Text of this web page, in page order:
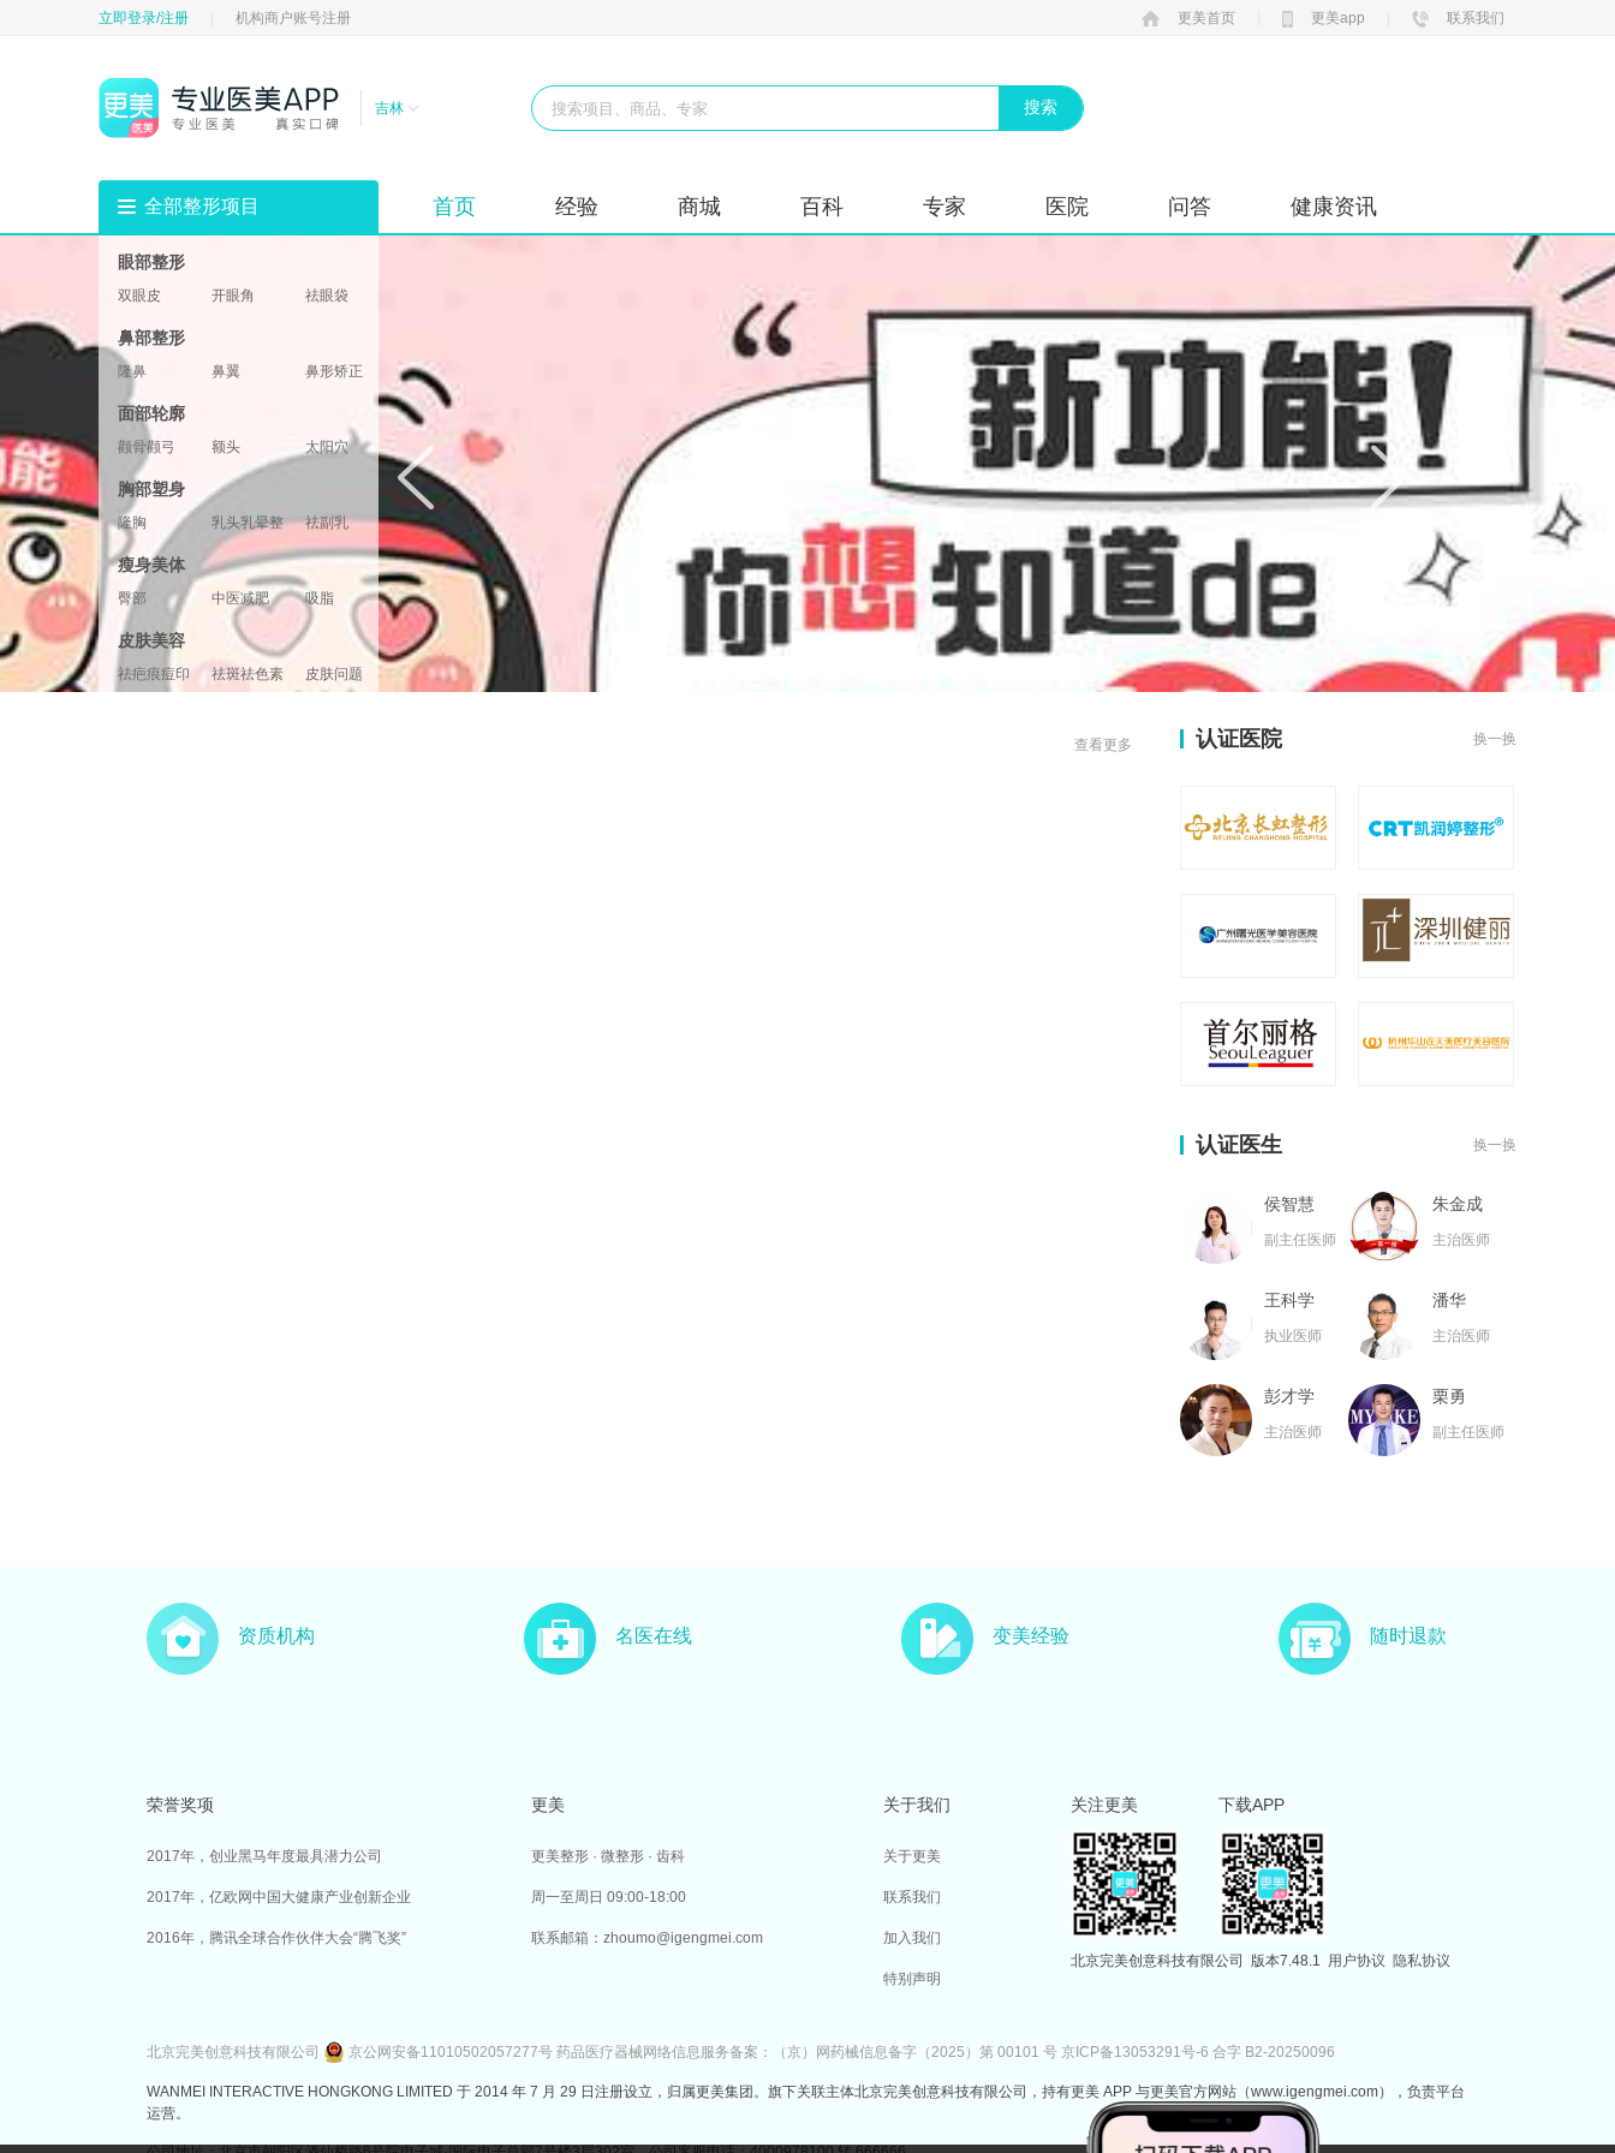
立即登录/注册 机构商户账号注册 更美首页 更美app 联系我们
吉林
全部整形项目 首页 经验 商城 百科 专家 医院 问答 健康资讯
眼部整形
双眼皮 开眼角
祛眼袋
垫眉弓
鼻部整形
隆鼻 鼻翼
鼻形矫正
鼻部修复
鼻小柱
面部轮廓
颧骨颧弓 额头
太阳穴
酒窝
下颌角
两颚
胸部塑身
隆胸 乳头乳晕整形 祛副乳
胸形美化
胸部修复 胸部套餐
瘦身美体
臀部 中医减肥
吸脂
腿部塑形
超声溶脂
射频溶脂
冷冻溶脂
光纤溶脂
皮肤美容
祛疤痕痘印 祛斑祛色素
皮肤问题
查看更多
认证医院 换一换
认证医生 换一换
侯智慧
副主任医师
朱金成
主治医师
王科学
执业医师
潘华
主治医师
彭才学
主治医师
栗勇
副主任医师
主治医师 副主任医师
资质机构 名医在线 变美经验 随时退款
荣誉奖项
2017年，创业黑马年度最具潜力公司
2017年，亿欧网中国大健康产业创新企业
2016年，腾讯全球合作伙伴大会“腾飞奖”
更美
更美整形 · 微整形 · 齿科
周一至周日 09:00-18:00
联系邮箱：zhoumo@igengmei.com
关于我们
关于更美
联系我们
加入我们
特别声明
关注更美 下载APP
北京完美创意科技有限公司 版本7.48.1 用户协议 隐私协议
北京完美创意科技有限公司 京公网安备11010502057277号 药品医疗器械网络信息服务备案：（京）网药械信息备字（2025）第 00101 号 京ICP备13053291号-6 合字 B2-20250096
WANMEI INTERACTIVE HONGKONG LIMITED 于 2014 年 7 月 29 日注册设立，归属更美集团。旗下关联主体北京完美创意科技有限公司，持有更美 APP 与更美官方网站（www.igengmei.com），负责平台
运营。